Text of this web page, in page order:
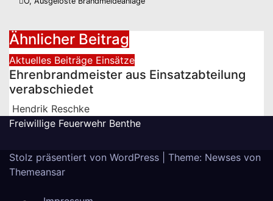
Ähnlicher Beitrag
Aktuelles Beiträge Einsätze
Ehrenbrandmeister aus Einsatzabteilung
verabschiedet
Hendrik Reschke
Freiwillige Feuerwehr Benthe
Stolz präsentiert von WordPress
Theme: Newses von
Themeansar